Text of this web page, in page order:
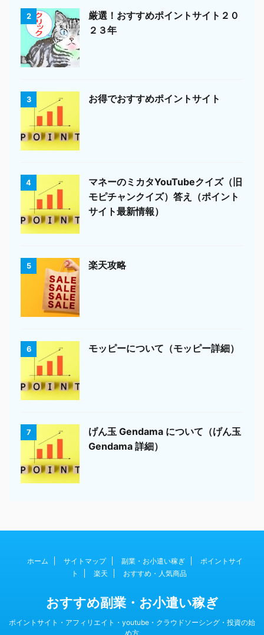
2
厳選！おすすめポイントサイト２０
２３年
3 お得でおすすめポイントサイト
4
マネーのミカタYouTubeクイズ（旧
モピチャンクイズ）答え（ポイント
サイト最新情報）
5 楽天攻略
6 モッピーについて（モッピー詳細）
7
げん玉 Gendama について（げん玉
Gendama 詳細）
ホーム サイトマップ 副業・お小遣い稼ぎ
ポイントサイ
ト
楽天 おすすめ・人気商品
おすすめ副業・お小遣い稼ぎ
ポイントサイト・アフィリエイト・youtube・クラウドソーシング・投資の始
め方